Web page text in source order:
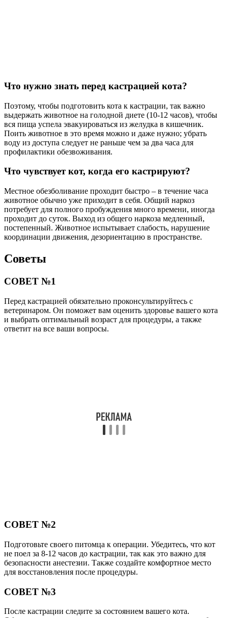
Что нужно знать перед кастрацией кота?
Поэтому, чтобы подготовить кота к кастрации, так важно
выдержать животное на голодной диете (10-12 часов), чтобы
вся пища успела эвакуироваться из желудка в кишечник.
Поить животное в это время можно и даже нужно; убрать
воду из доступа следует не раньше чем за два часа для
профилактики обезвоживания.
Что чувствует кот, когда его кастрируют?
Местное обезболивание проходит быстро – в течение часа
животное обычно уже приходит в себя. Общий наркоз
потребует для полного пробуждения много времени, иногда
проходит до суток. Выход из общего наркоза медленный,
постепенный. Животное испытывает слабость, нарушение
координации движения, дезориентацию в пространстве.
Советы
СОВЕТ №1
Перед кастрацией обязательно проконсультируйтесь с
ветеринаром. Он поможет вам оценить здоровье вашего кота
и выбрать оптимальный возраст для процедуры, а также
ответит на все ваши вопросы.
СОВЕТ №2
Подготовьте своего питомца к операции. Убедитесь, что кот
не поел за 8-12 часов до кастрации, так как это важно для
безопасности анестезии. Также создайте комфортное место
для восстановления после процедуры.
СОВЕТ №3
После кастрации следите за состоянием вашего кота.